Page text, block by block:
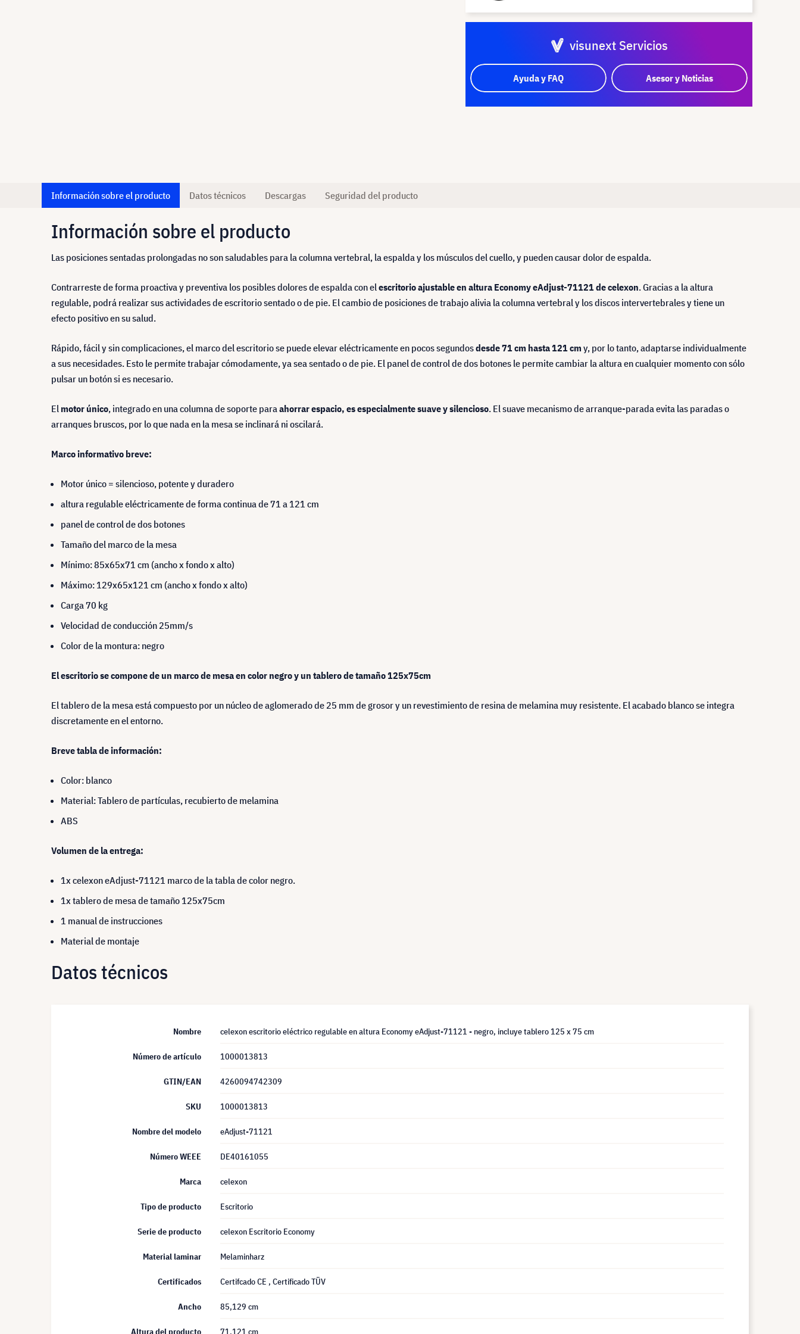
visunext Servicios
Ayuda y FAQ Asesor y Noticias
Información sobre el producto Datos técnicos Descargas Seguridad del producto
Información sobre el producto
Las posiciones sentadas prolongadas no son saludables para la columna vertebral, la espalda y los músculos del cuello, y pueden causar dolor de espalda.
Contrarreste de forma proactiva y preventiva los posibles dolores de espalda con elescritorio ajustable en altura Economy eAdjust-71121 de celexon. Gracias a la altura
regulable, podrá realizar sus actividades de escritorio sentado o de pie. El cambio de posiciones de trabajo alivia la columna vertebral y los discos intervertebrales y tiene un
efecto positivo en su salud.
Rápido, fácil y sin complicaciones, el marco del escritorio se puede elevar eléctricamente en pocos segundosdesde 71 cm hasta 121 cm y, por lo tanto, adaptarse individualmente
a sus necesidades. Esto le permite trabajar cómodamente, ya sea sentado o de pie. El panel de control de dos botones le permite cambiar la altura en cualquier momento con sólo
pulsar un botón si es necesario.
El motor único, integrado en una columna de soporte paraahorrar espacio, es especialmente suave y silencioso. El suave mecanismo de arranque-parada evita las paradas o
arranques bruscos, por lo que nada en la mesa se inclinará ni oscilará.
Marco informativo breve:
Motor único = silencioso, potente y duradero
altura regulable eléctricamente de forma continua de 71 a 121 cm
panel de control de dos botones
Tamaño del marco de la mesa
Mínimo: 85x65x71 cm (ancho x fondo x alto)
Máximo: 129x65x121 cm (ancho x fondo x alto)
Carga 70 kg
Velocidad de conducción 25mm/s
Color de la montura: negro
El escritorio se compone de un marco de mesa en color negro y un tablero de tamaño 125x75cm
El tablero de la mesa está compuesto por un núcleo de aglomerado de 25 mm de grosor y un revestimiento de resina de melamina muy resistente. El acabado blanco se integra
discretamente en el entorno.
Breve tabla de información:
Color: blanco
Material: Tablero de partículas, recubierto de melamina
ABS
Volumen de la entrega:
1x celexon eAdjust-71121 marco de la tabla de color negro.
1x tablero de mesa de tamaño 125x75cm
1 manual de instrucciones
Material de montaje
Datos técnicos
Nombre celexon escritorio eléctrico regulable en altura Economy eAdjust-71121 - negro, incluye tablero 125 x 75 cm
Número de artículo 1000013813
GTIN/EAN 4260094742309
SKU 1000013813
Nombre del modelo eAdjust-71121
Número WEEE DE40161055
Marca celexon
Tipo de producto Escritorio
Serie de producto celexon Escritorio Economy
Material laminar Melaminharz
Certificados Certifcado CE , Certificado TÜV
Ancho 85,129 cm
Altura del producto 71,121 cm